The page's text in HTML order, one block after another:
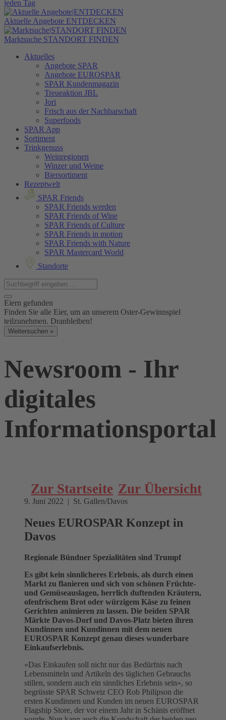
jeden Tag
Aktuelle Angebote ENTDECKEN
Marktsuche STANDORT FINDEN
Aktuelles
Angebote SPAR
Angebote EUROSPAR
SPAR Kundenmagazin
Treueaktion JBL
Jori
Frisch aus der Nachbarschaft
Superfoods
SPAR App
Sortiment
Trinkgenuss
Weinregionen
Winzer und Weine
Biersortiment
Rezeptwelt
SPAR Friends
SPAR Friends werden
SPAR Friends of Wine
SPAR Friends of Culture
SPAR Friends in motion
SPAR Friends with Nature
SPAR Mastercard World
Standorte
Eiern gefunden
Finden Sie alle Eier, um an unserem Oster-Gewinnspiel
teilzunehmen. Dranbleiben!
Weitersuchen »
Newsroom - Ihr
digitales
Informationsportal
Zur Übersicht
Zur Startseite
9. Juni 2022 | St. Gallen/Davos
Neues EUROSPAR Konzept in
Davos
Regionale Bündner Spezialitäten sind Trumpf
Es gibt kein sinnlicheres Erlebnis, als durch einen
Markt zu flanieren und sich von schönen Früchte-
und Gemüseauslagen, herrlich duftenden Kräutern,
ofenfrischem Brot oder würzigem Käse zu feinen
Gerichten animieren zu lassen. Die beiden SPAR
Märkte Davos-Dorf und Davos-Platz bieten ihren
Kundinnen und Kundinnen mit dem neuen
EUROSPAR Konzept genau dieses wunderbare
Einkaufserlebnis.
«Das Einkaufen soll nicht nur das Bedürfnis nach
Lebensmitteln und Artikeln des täglichen Gebrauchs
stillen, sondern auch ein sinnliches Erlebnis sein», so
begrüsste SPAR Schweiz CEO Rob Philipson die
ersten Kundinnen und Kunden im neuen EUROSPAR
Flagship Store, der vor einem Jahr in Schänis eröffnet